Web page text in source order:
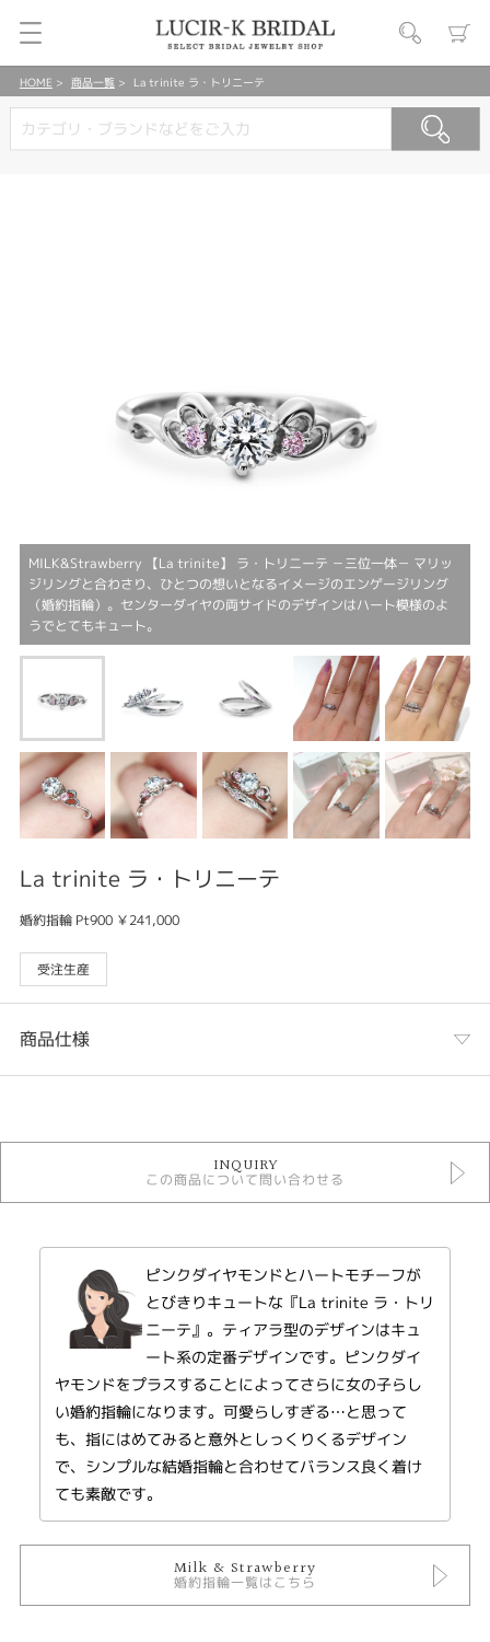
HOME 商品一覧 La trinite ラ・トリニーテ
MILK&Strawberry 【La trinite】 ラ・トリニーテ －三位一体－ マリッ
ジリングと合わさり、ひとつの想いとなるイメージのエンゲージリング
（婚約指輪）。センターダイヤの両サイドのデザインはハート模様のよ
うでとてもキュート。
La trinite ラ・トリニーテ
婚約指輪 Pt900 ￥241,000
受注生産
商品仕様
婚約指輪
Milk & Strawberry ＞ Milk & Strawberry 婚約指輪
婚約指輪 エレガント
婚約指輪 エレガント
Milk & Strawberry ミルク＆ストロベリー
【LA TRINITE】 ラ・トリニーテ －三位一体－
マリッジリングと合わさり、ひとつの想いとなるイメージのエンゲージリン
でとてもキュート。
いつまでも 出会った頃の気持ちを忘れずにいてほしいと 「運命の象徴」ピ
ンクダイヤに想いを込めて。 幸せな日々が訪れますようにと願いを込めて…
※サイドのピンクダイヤモンドは、ピンクサファイアへ変更が可能です※
INQUIRY
この商品について問い合わせる
ピンクダイヤモンドとハートモチーフが
とびきりキュートな『La trinite ラ・トリ
ニーテ』。ティアラ型のデザインはキュ
ート系の定番デザインです。ピンクダイ
ヤモンドをプラスすることによってさらに女の子らし
い婚約指輪になります。可愛らしすぎる…と思って
も、指にはめてみると意外としっくりくるデザイン
で、シンプルな結婚指輪と合わせてバランス良く着け
ても素敵です。
Milk & Strawberry
婚約指輪一覧はこちら